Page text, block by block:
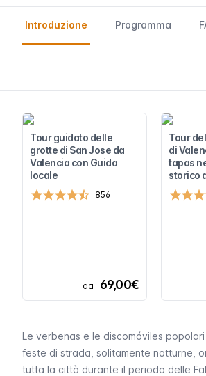
Introduzione Programma
Tour guidato delle
grotte di San Jose da
Valencia con Guida
locale
856
da 69,00€
Tour
di
tapas
storico
Le verbenas e le discomóviles popolari
feste di strada, solitamente notturne,
tutta la città durante il periodo delle